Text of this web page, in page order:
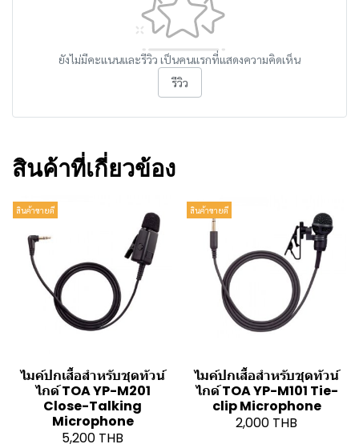
ยังไม่มีคะแนนและรีวิว เป็นคนแรกที่แสดงความคิดเห็น
รีวิว
สินค้าที่เกี่ยวข้อง
สินค้าขายดี
ไมค์ปกเสื้อสำหรับชุดทัวน์
ไกด์ TOA YP-M201
Close-Talking
Microphone
5,200 THB
สินค้าขายดี
ไมค์ปกเสื้อสำหรับชุดทัวน์
ไกด์ TOA YP-M101 Tie-
clip Microphone
2,000 THB